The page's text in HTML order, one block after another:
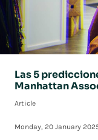
Las 5
Manhattan
Article
Monday, 20 January